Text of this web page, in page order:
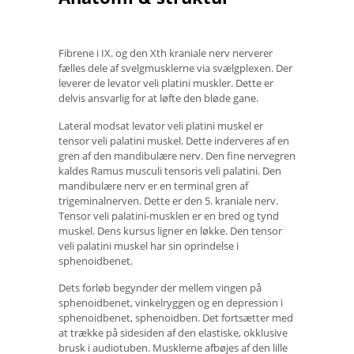
Fibrene i IX. og den Xth kraniale nerv nerverer
fælles dele af svelgmusklerne via svælgplexen. Der
leverer de levator veli platini muskler. Dette er
delvis ansvarlig for at løfte den bløde gane.
Lateral modsat levator veli platini muskel er
tensor veli palatini muskel. Dette inderveres af en
gren af ​​den mandibulære nerv. Den fine nervegren
kaldes Ramus musculi tensoris veli palatini. Den
mandibulære nerv er en terminal gren af ​​
trigeminalnerven. Dette er den 5. kraniale nerv.
Tensor veli palatini-musklen er en bred og tynd
muskel. Dens kursus ligner en løkke. Den tensor
veli palatini muskel har sin oprindelse i
sphenoidbenet.
Dets forløb begynder der mellem vingen på
sphenoidbenet, vinkelryggen og en depression i
sphenoidbenet, sphenoidben. Det fortsætter med
at trække på sidesiden af ​​den elastiske, okklusive
brusk i audiotuben. Musklerne afbøjes af den lille